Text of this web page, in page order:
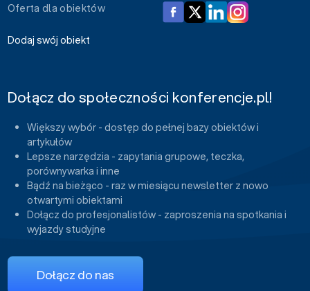
Oferta dla obiektów
Dodaj swój obiekt
Dołącz do społeczności konferencje.pl!
Większy wybór - dostęp do pełnej bazy obiektów i
artykułów
Lepsze narzędzia - zapytania grupowe, teczka,
porównywarka i inne
Bądź na bieżąco - raz w miesiącu newsletter z nowo
otwartymi obiektami
Dołącz do profesjonalistów - zaproszenia na spotkania i
wyjazdy studyjne
Dołącz do nas